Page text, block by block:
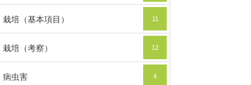
栽培（基本項目） 11
栽培（考察） 12
病虫害 4